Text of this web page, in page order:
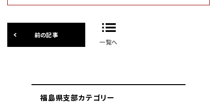
一覧へ
福島県支部カテゴリー